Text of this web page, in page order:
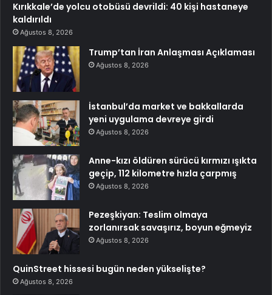
Kırıkkale’de yolcu otobüsü devrildi: 40 kişi hastaneye
kaldırıldı
Ağustos 8, 2026
Trump’tan İran Anlaşması Açıklaması
Ağustos 8, 2026
İstanbul’da market ve bakkallarda
yeni uygulama devreye girdi
Ağustos 8, 2026
Anne-kızı öldüren sürücü kırmızı ışıkta
geçip, 112 kilometre hızla çarpmış
Ağustos 8, 2026
Pezeşkiyan: Teslim olmaya
zorlanırsak savaşırız, boyun eğmeyiz
Ağustos 8, 2026
QuinStreet hissesi bugün neden yükselişte?
Ağustos 8, 2026